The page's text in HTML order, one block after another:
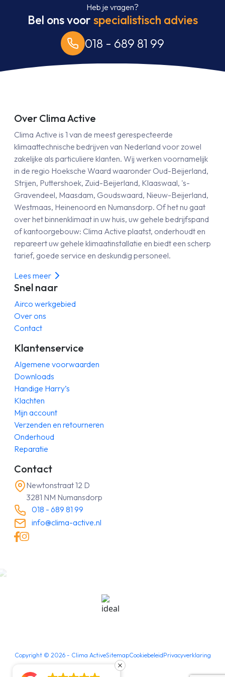
Heb je vragen?
Bel ons voorspecialistisch advies
018 - 689 81 99
Over Clima Active
Clima Active is 1 van de meest gerespecteerde
klimaattechnische bedrijven van Nederland voor zowel
zakelijke als particuliere klanten. Wij werken voornamelijk
in de regio Hoeksche Waard waaronder Oud-Beijerland,
Strijen, Puttershoek, Zuid-Beijerland, Klaaswaal, 's-
Gravendeel, Maasdam, Goudswaard, Nieuw-Beijerland,
Westmaas, Heinenoord en Numansdorp. Of het nu gaat
over het binnenklimaat in uw huis, uw gehele bedrijfspand
of kantoorgebouw: Clima Active plaatst, onderhoudt en
repareert uw gehele klimaatinstallatie en biedt een scherp
tarief, goede service en deskundig personeel.
Lees meer
Snel naar
Airco werkgebied
Over ons
Contact
Klantenservice
Algemene voorwaarden
Downloads
Handige Harry’s
Klachten
Mijn account
Verzenden en retourneren
Onderhoud
Reparatie
Contact
Newtonstraat 12 D
3281 NM Numansdorp
018 - 689 81 99
info@clima-active.nl
Copyright © 2026- Clima ActiveSitemapCookiebeleidPrivacyverklaring